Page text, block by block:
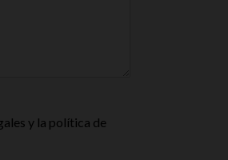
y la política de